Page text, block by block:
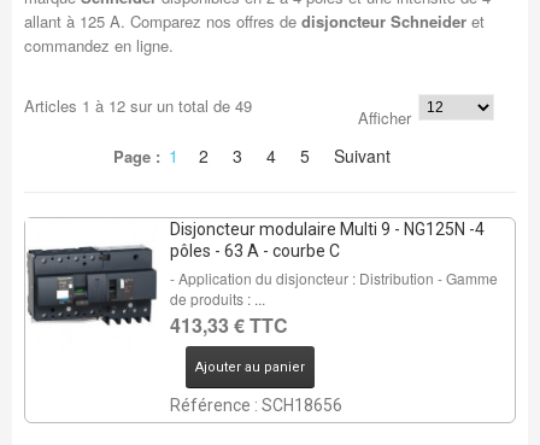
allant à 125 A. Comparez nos offres de disjoncteur Schneideret
commandez en ligne.
Articles 1 à 12sur un total de 49
Afficher
Page : 1 2 3 4 5 Suivant
Disjoncteur modulaire Multi 9 - NG125N -4
pôles - 63 A - courbe C
- Application du disjoncteur : Distribution - Gamme
de produits : ...
413,33 € TTC
Ajouter au panier
Référence : SCH18656